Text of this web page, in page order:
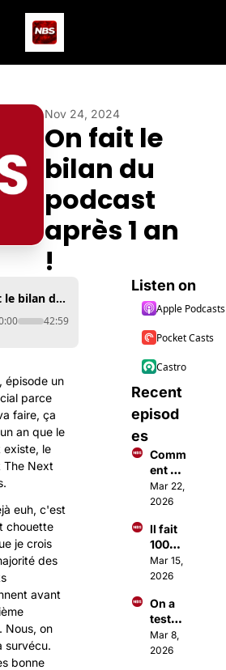
Nov 24, 2024
On fait le
bilan du
podcast
après 1 an
!
On fait le bilan du podcast après 1 an !
42:59
épisode un
parce
faire, ça
an que le
existe, le
The Next
euh, c'est
chouette
je crois
des
avant
Nous, on
survécu.
bonne
Listen on
Apple Podcasts
Pocket Casts
Castro
Recent
episod
es
Comm
ent
faire
des €
avec
Open
Claw ?
Mar 22,
2026
Il fait
100M$
à 18
ans
à une
applic
ation
Mar 15,
2026
On a
testé
Open
Claw
Mar 8,
2026